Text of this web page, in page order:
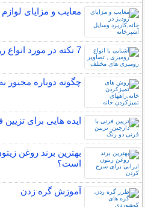
معایب و مزایای لوازم
7 نکته در مورد انواع رومیزی که نمی دانستید!
چگونه دوباره مجبور
ایده هایی برای تزیین
بهترین برند روغن
است؟
آموزش گره زدن